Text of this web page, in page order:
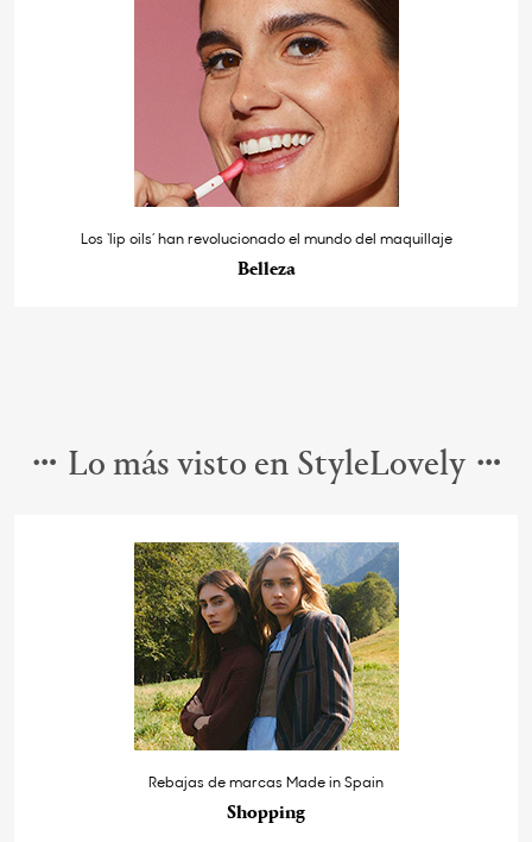
Los ‘lip oils’ han revolucionado el mundo del maquillaje
Belleza
Lo más visto en StyleLovely
Rebajas de marcas Made in Spain
Shopping